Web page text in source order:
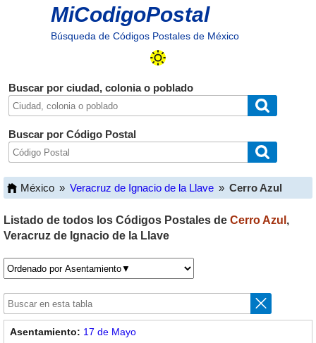
MiCodigoPostal
Búsqueda de Códigos Postales de México
Buscar por ciudad, colonia o poblado
Buscar por Código Postal
México » Veracruz de Ignacio de la Llave » Cerro Azul
Listado de todos los Códigos Postales de Cerro Azul ,
Veracruz de Ignacio de la Llave
17 de Mayo